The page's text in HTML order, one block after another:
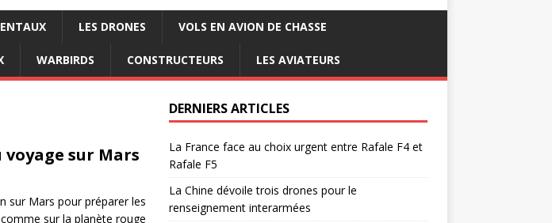
LES DRONES VOLS EN AVION DE CHASSE
WARBIRDS CONSTRUCTEURS LES AVIATEURS
sur Mars
sur Mars pour préparer les
sur la planète rouge
DERNIERS ARTICLES
La France face au choix urgent entre Rafale F4 et
Rafale F5
La Chine dévoile trois drones pour le
renseignement interarmées